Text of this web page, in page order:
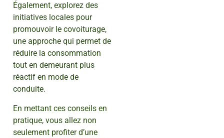
Également, explorez des
initiatives locales pour
promouvoir le covoiturage,
une approche qui permet de
réduire la consommation
tout en demeurant plus
réactif en mode de
conduite.
En mettant ces conseils en
pratique, vous allez non
seulement profiter d’une